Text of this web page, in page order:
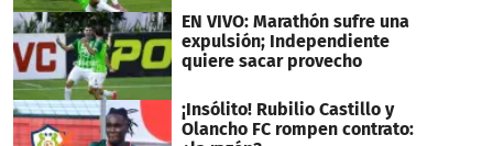
EN VIVO: Marathón sufre una
expulsión; Independiente
quiere sacar provecho
¡Insólito! Rubilio Castillo y
Olancho FC rompen contrato: